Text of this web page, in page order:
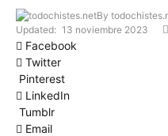
By
Updated: 13 noviembre 2023
Facebook
Twitter
Pinterest
LinkedIn
Tumblr
Email